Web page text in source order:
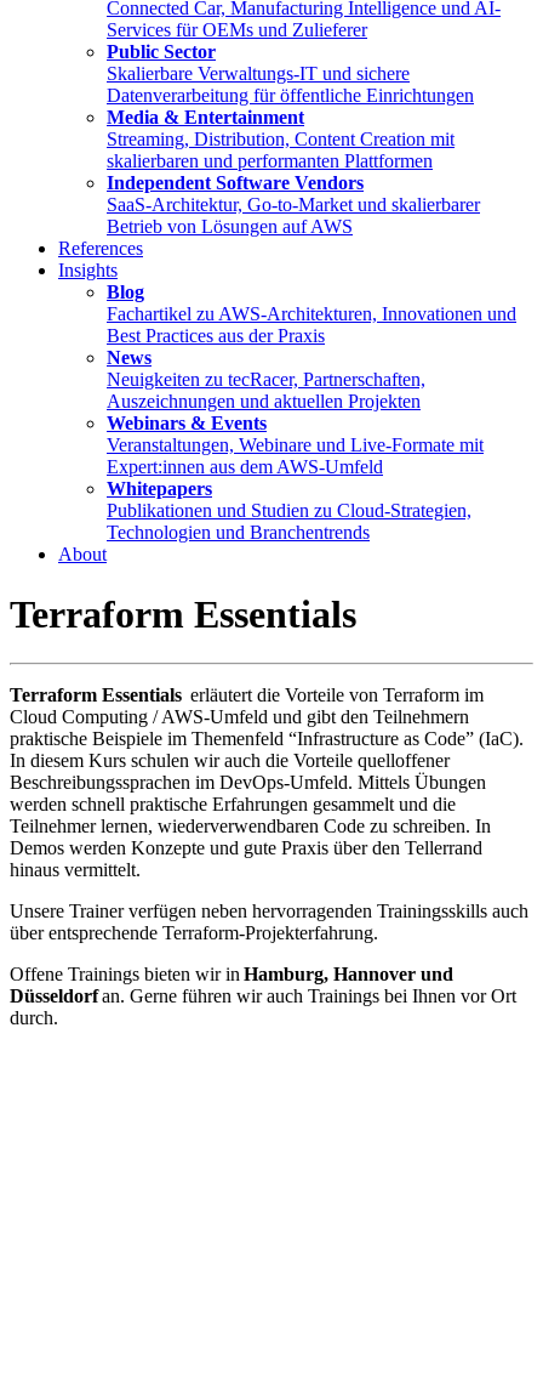
Connected Car, Manufacturing Intelligence und AI-
Services für OEMs und Zulieferer
Public Sector
Skalierbare Verwaltungs-IT und sichere
Datenverarbeitung für öffentliche Einrichtungen
Media & Entertainment
Streaming, Distribution, Content Creation mit
skalierbaren und performanten Plattformen
Independent Software Vendors
SaaS-Architektur, Go-to-Market und skalierbarer
Betrieb von Lösungen auf AWS
References
Insights
Blog
Fachartikel zu AWS-Architekturen, Innovationen und
Best Practices aus der Praxis
News
Neuigkeiten zu tecRacer, Partnerschaften,
Auszeichnungen und aktuellen Projekten
Webinars & Events
Veranstaltungen, Webinare und Live-Formate mit
Expert:innen aus dem AWS-Umfeld
Whitepapers
Publikationen und Studien zu Cloud-Strategien,
Technologien und Branchentrends
About
Terraform Essentials
Terraform Essentials erläutert die Vorteile von Terraform im
Cloud Computing / AWS-Umfeld und gibt den Teilnehmern
praktische Beispiele im Themenfeld “Infrastructure as Code” (IaC).
In diesem Kurs schulen wir auch die Vorteile quelloffener
Beschreibungssprachen im DevOps-Umfeld. Mittels Übungen
werden schnell praktische Erfahrungen gesammelt und die
Teilnehmer lernen, wiederverwendbaren Code zu schreiben. In
Demos werden Konzepte und gute Praxis über den Tellerrand
hinaus vermittelt.
Unsere Trainer verfügen neben hervorragenden Trainingsskills auch
über entsprechende Terraform-Projekterfahrung.
Offene Trainings bieten wir in Hamburg, Hannover und
Düsseldorfan. Gerne führen wir auch Trainings bei Ihnen vor Ort
durch.